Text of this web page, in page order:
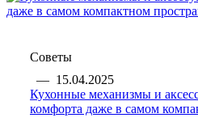
Советы
— 15.04.2025
Кухонные механизмы и
комфорта даже в самом